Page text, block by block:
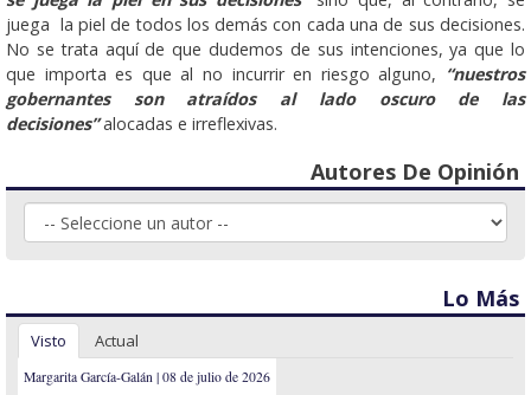
juega la piel de todos los demás con cada una de sus decisiones.
No se trata aquí de que dudemos de sus intenciones, ya que lo
que importa es que al no incurrir en riesgo alguno, “nuestros
gobernantes son atraídos al lado oscuro de las
decisiones”alocadas e irreflexivas.
Autores De Opinión
Lo Más
Visto Actual
Margarita García-Galán | 08 de julio de 2026